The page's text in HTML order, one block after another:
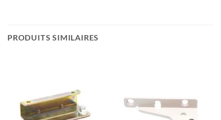
PRODUITS SIMILAIRES